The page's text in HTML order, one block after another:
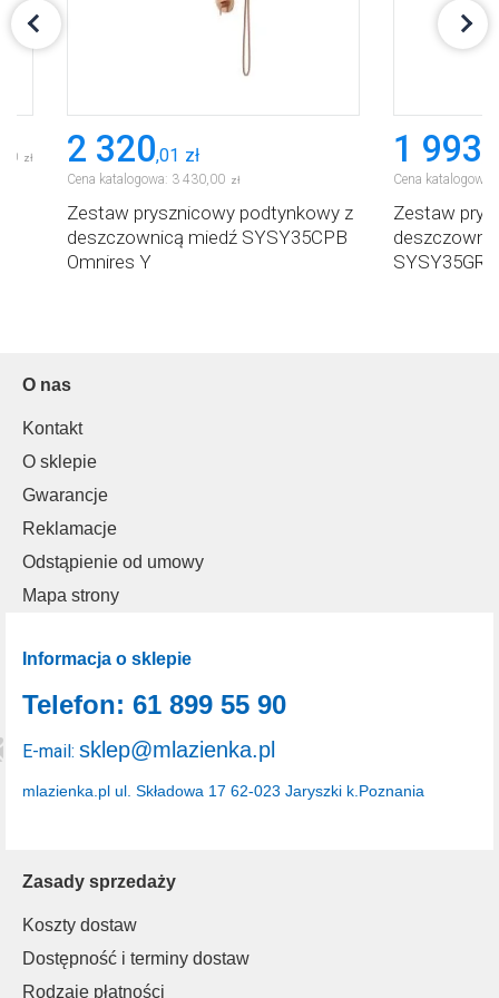
00 zł 2 320,01 zł
Cena katalogowa: 3 430,00 zł
Zestaw prysznicowy podtynkowy z
deszczownicą miedź SYSY35CPB
Omnires Y
1 993
Cena katalogowa:
Zestaw
SYSY35GR
O nas
Kontakt
O sklepie
Gwarancje
Reklamacje
Odstąpienie od umowy
Mapa strony
Zasady sprzedaży
Koszty dostaw
Dostępność i terminy dostaw
Rodzaje płatności
Informacja o sklepie
mlazienka.pl ul. Składowa 17 62-023 Jaryszki k.Poznania
Telefon: 61 899 55 90
E-mail: sklep@mlazienka.pl